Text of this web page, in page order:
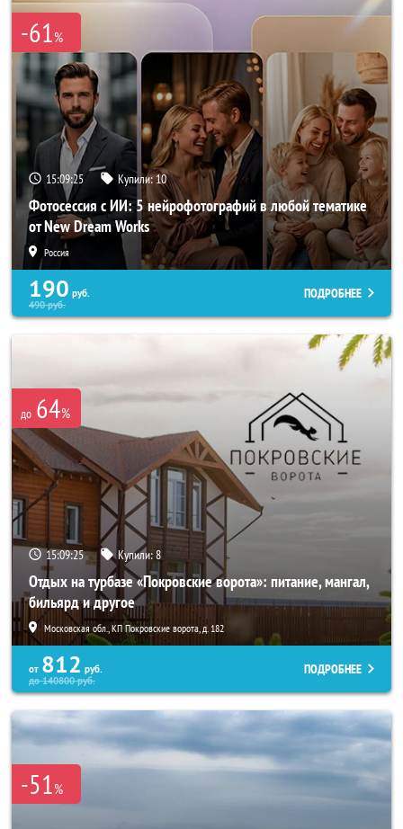
-61%
15:09:22 Купили:10
Фотосессия с ИИ: 5 нейрофотографий в любой тематике
от New Dream Works
Россия
190 руб.
490руб.
ПОДРОБНЕЕ
до 64%
15:09:22 Купили:8
Отдых на турбазе «Покровские ворота»: питание, мангал,
бильярд и другое
Московская обл., КП Покровские ворота, д. 182
от 812 руб.
до140800руб.
ПОДРОБНЕЕ
-51%